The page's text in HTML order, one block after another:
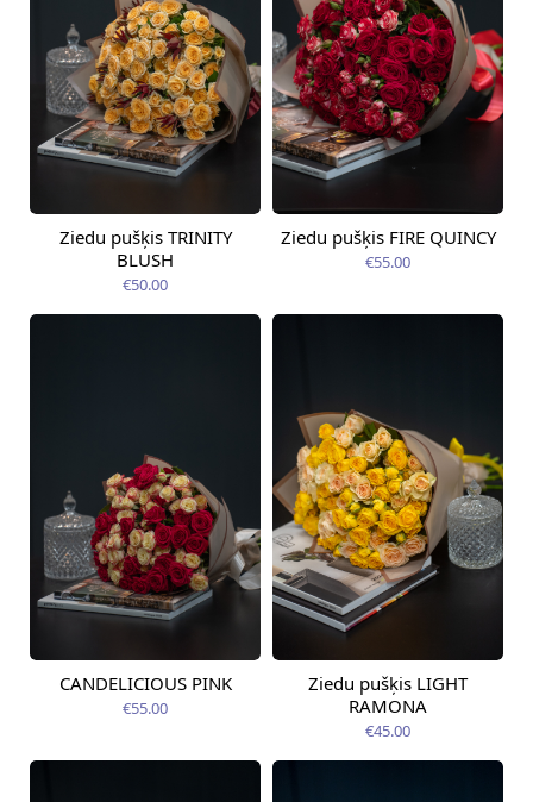
Pieejams šodien
Ziedu pušķis TRINITY
BLUSH
€50.00
Pieejams šodien
Ziedu pušķis FIRE QUINCY
€55.00
Pieejams šodien
CANDELICIOUS PINK
€55.00
Pieejams šodien
Ziedu pušķis LIGHT
RAMONA
€45.00